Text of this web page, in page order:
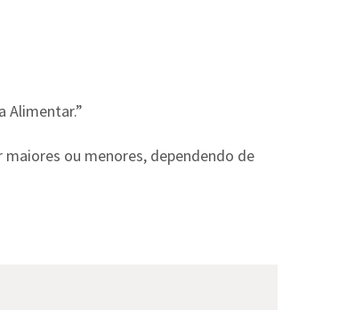
Alimentar.”
ou menores, dependendo de